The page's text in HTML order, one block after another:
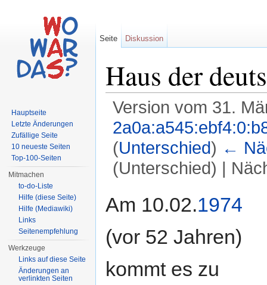
Haus der
Version vom 31.
(Unterschied) ←
(Unterschied) |
Am 10.02.1974
(vor 52 Jahren)
kommt es zu
Seite Diskussion
Hauptseite
Letzte Änderungen
Zufällige Seite
10 neueste Seiten
Top-100-Seiten
Mitmachen
to-do-Liste
Hilfe (diese Seite)
Hilfe (Mediawiki)
Links
Seitenempfehlung
Werkzeuge
Links auf diese Seite
Änderungen an
verlinkten Seiten